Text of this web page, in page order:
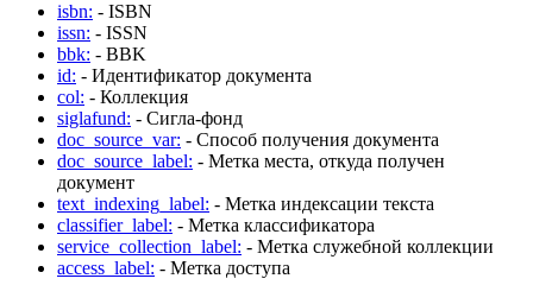
isbn: - ISBN
issn: - ISSN
bbk: - BBK
id: - Идентификатор документа
col: - Коллекция
siglafund: - Сигла-фонд
doc_source_var: - Способ получения документа
doc_source_label: - Метка места, откуда получен
документ
text_indexing_label: - Метка индексации текста
classifier_label: - Метка классификатора
service_collection_label: - Метка служебной коллекции
access_label: - Метка доступа